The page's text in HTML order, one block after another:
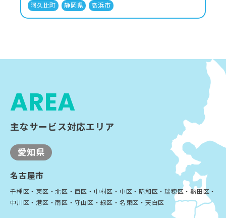
阿久比町
静岡県 高浜市
AREA
主なサービス対応エリア
愛知県
名古屋市
千種区・東区・北区・西区・中村区・中区・昭和区・瑞穂区・熱田区・
中川区・港区・南区・守山区・緑区・名東区・天白区